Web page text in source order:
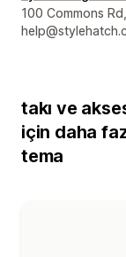
Tasarımcı
100 Commons
takı ve
için daha
tema